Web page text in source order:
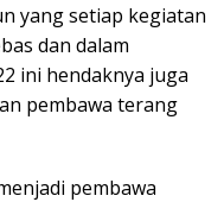
yang setiap kegiatan
dan dalam
ini hendaknya juga
pembawa terang
pembawa